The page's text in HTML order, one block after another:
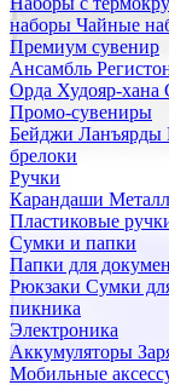
наборы Чайные
Премиум сувенир
Ансамбль
Орда Худояр-хана
Промо-сувениры
Бейджи Ланъярды
брелоки
Ручки
Карандаши
Пластиковые
Сумки и папки
Папки для
Рюкзаки Сумки
пикника
Электроника
Аккумуляторы
Мобильные
Поставка
Мы предлагаем
сувениров с
продукцию для
Подарочные наборы
Бизнес наборы
Наборы из кожи
Наборы с
Наборы с
флешками